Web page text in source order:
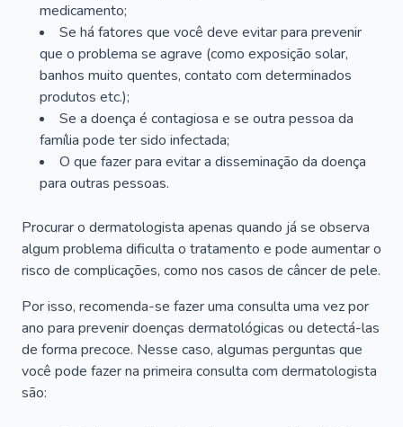
medicamento;
Se há fatores que você deve evitar para prevenir
que o problema se agrave (como exposição solar,
banhos muito quentes, contato com determinados
produtos etc.);
Se a doença é contagiosa e se outra pessoa da
família pode ter sido infectada;
O que fazer para evitar a disseminação da doença
para outras pessoas.
Procurar o dermatologista apenas quando já se observa
algum problema dificulta o tratamento e pode aumentar o
risco de complicações, como nos casos de câncer de pele.
Por isso, recomenda-se fazer uma consulta uma vez por
ano para prevenir doenças dermatológicas ou detectá-las
de forma precoce. Nesse caso, algumas perguntas que
você pode fazer na primeira consulta com dermatologista
são: